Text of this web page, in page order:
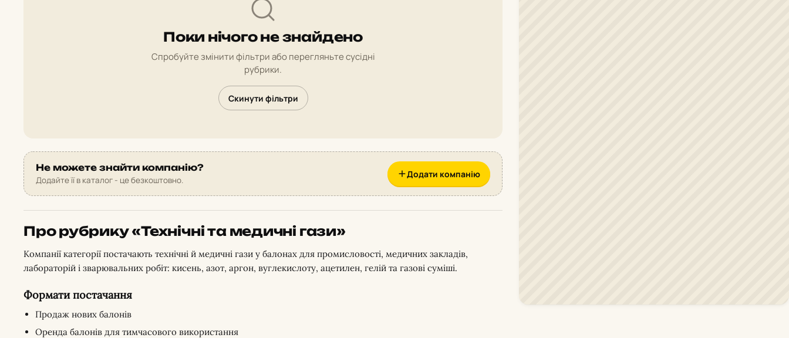
Поки нічого не знайдено
Спробуйте змінити фільтри або перегляньте сусідні
рубрики.
Скинути фільтри
Не можете знайти компанію?
Додайте її в каталог - це безкоштовно.
Додати компанію
Про рубрику «Технічні та медичні гази»
Компанії категорії постачають технічні й медичні гази у балонах для промисловості, медичних закладів,
лабораторій і зварювальних робіт: кисень, азот, аргон, вуглекислоту, ацетилен, гелій та газові суміші.
Формати постачання
Продаж нових балонів
Оренда балонів для тимчасового використання